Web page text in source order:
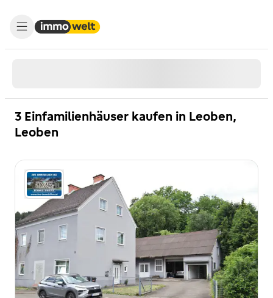
3 Einfamilienhäuser kaufen in Leoben,
Leoben